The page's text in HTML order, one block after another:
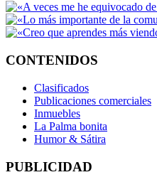
CONTENIDOS
Clasificados
Publicaciones comerciales
Inmuebles
La Palma bonita
Humor & Sátira
PUBLICIDAD